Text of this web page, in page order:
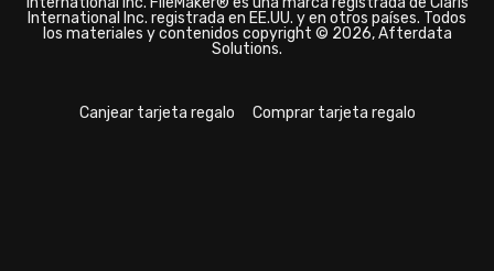
International Inc. registrada en EE.UU. y en otros países. Todos
los materiales y contenidos copyright © 2026, Afterdata
Solutions.
Canjear tarjeta regalo Comprar tarjeta regalo